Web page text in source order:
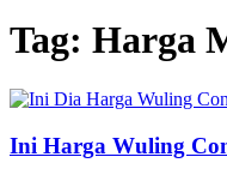
Tag: Harga
Ini Harga Wuling